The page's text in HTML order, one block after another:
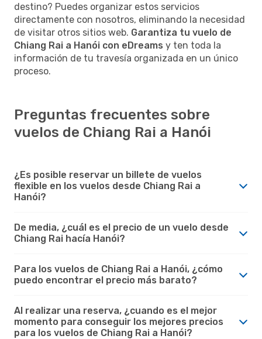
destino? Puedes organizar estos servicios
directamente con nosotros, eliminando la necesidad
de visitar otros sitios web. Garantiza tu vuelo de
Chiang Rai a Hanói con eDreams y ten toda la
información de tu travesía organizada en un único
proceso.
Preguntas frecuentes sobre
vuelos de Chiang Rai a Hanói
¿Es posible reservar un billete de vuelos
flexible en los vuelos desde Chiang Rai a
Hanói?
De media, ¿cuál es el precio de un vuelo desde
Chiang Rai hacía Hanói?
Para los vuelos de Chiang Rai a Hanói, ¿cómo
puedo encontrar el precio más barato?
Al realizar una reserva, ¿cuando es el mejor
momento para conseguir los mejores precios
para los vuelos de Chiang Rai a Hanói?